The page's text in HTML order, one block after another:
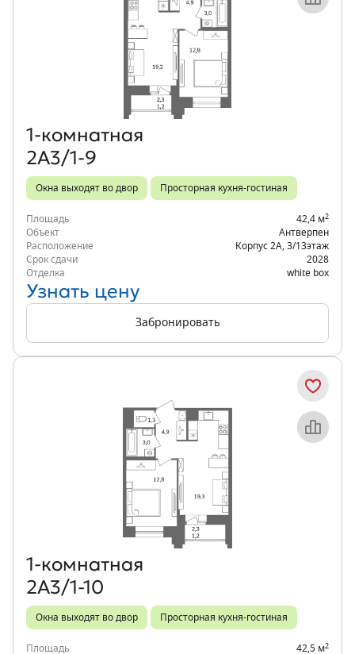
Объект месяца
1‑комнатная
2А3/1-9
Окна выходят во двор Просторная кухня-гостиная
Площадь 42,4 м2
Объект
Антверпен
Расположение
Корпус 2А 3/13этаж
Срок сдачи
2028
Отделка
white box
Узнать цену
Забронировать
Объект месяца
1‑комнатная
2А3/1-10
Окна выходят во двор Просторная кухня-гостиная
Площадь 42,5 м2